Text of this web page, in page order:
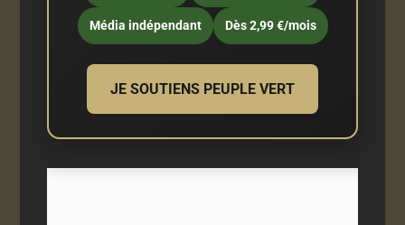
Média indépendant Dès 2,99 €/mois
JE SOUTIENS PEUPLE VERT